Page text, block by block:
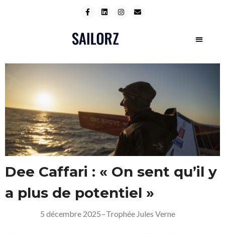
Dee Caffari : « On sent qu’il y
a plus de potentiel »
5 décembre 2025–Trophée Jules Verne